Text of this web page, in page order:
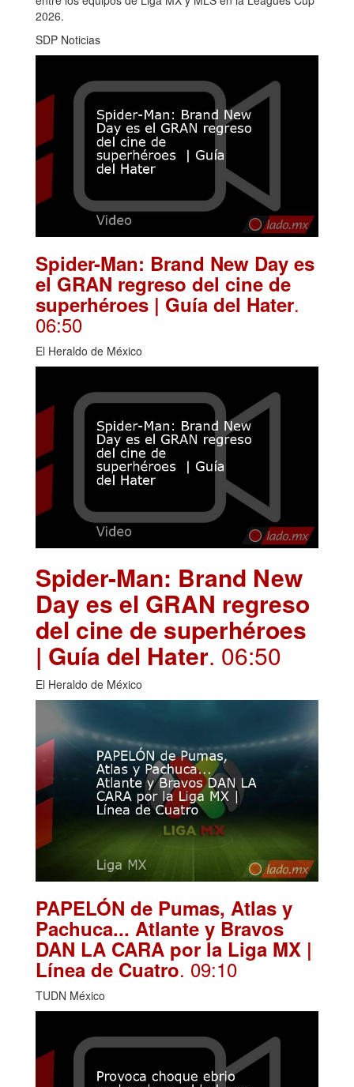
2026.
SDP Noticias
Spider-Man: Brand New Day es
el GRAN regreso del cine de
superhéroes | Guía del Hater.
06:50
El Heraldo de México
Spider-Man: Brand New
Day es el GRAN regreso
del cine de superhéroes
| Guía del Hater. 06:50
El Heraldo de México
PAPELÓN de Pumas, Atlas y
Pachuca... Atlante y Bravos
DAN LA CARA por la Liga MX |
Línea de Cuatro. 09:10
TUDN México